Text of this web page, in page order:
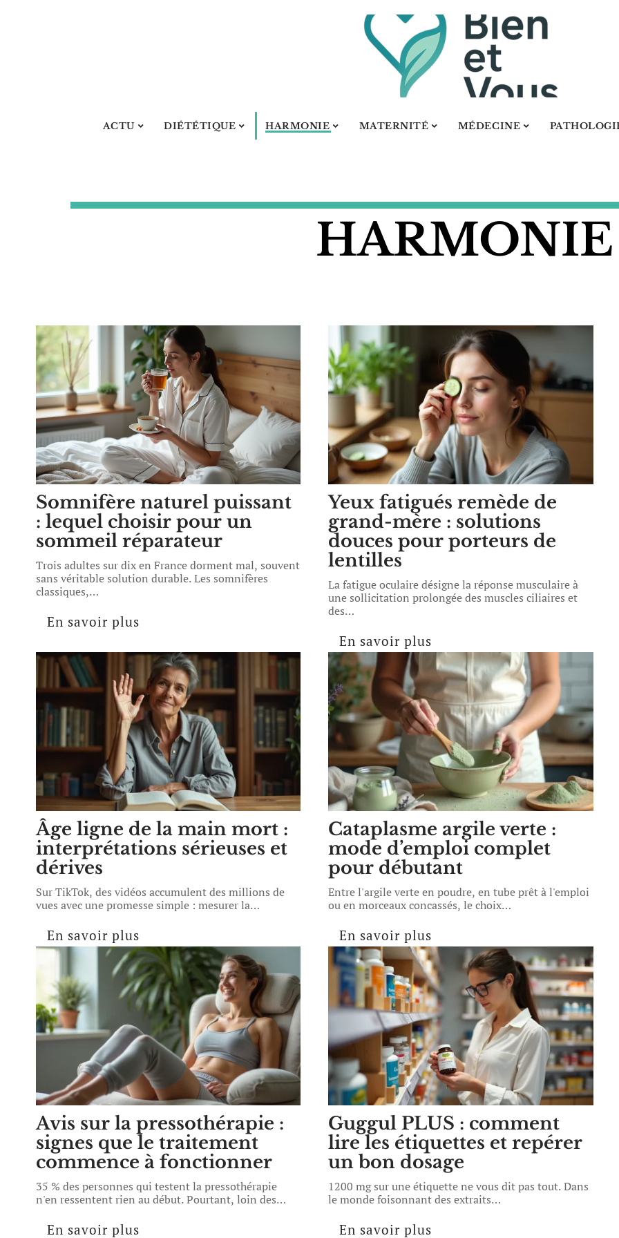
ACTU DIÉTÉTIQUE HARMONIE MATERNITÉ MÉDECINE
HARMONIE
Somnifère naturel puissant
: lequel choisir pour un
sommeil réparateur
Trois adultes sur dix en France dorment mal, souvent
sans véritable solution durable. Les somnifères
classiques,…
En savoir plus
Yeux fatigués remède de
grand-mère : solutions
douces pour porteurs de
lentilles
La fatigue oculaire désigne la réponse musculaire à
une sollicitation prolongée des muscles ciliaires et
des…
En savoir plus
Âge ligne de la main mort :
interprétations sérieuses et
dérives
Sur TikTok, des vidéos accumulent des millions de
vues avec une promesse simple : mesurer la…
En savoir plus
Cataplasme argile verte :
mode d’emploi complet
pour débutant
Entre l'argile verte en poudre, en tube prêt à l'emploi
ou en morceaux concassés, le choix…
En savoir plus
Avis sur la pressothérapie :
signes que le traitement
commence à fonctionner
35 % des personnes qui testent la pressothérapie
n'en ressentent rien au début. Pourtant, loin des…
En savoir plus
Guggul PLUS : comment
lire les étiquettes et repérer
un bon dosage
1200 mg sur une étiquette ne vous dit pas tout. Dans
le monde foisonnant des extraits…
En savoir plus